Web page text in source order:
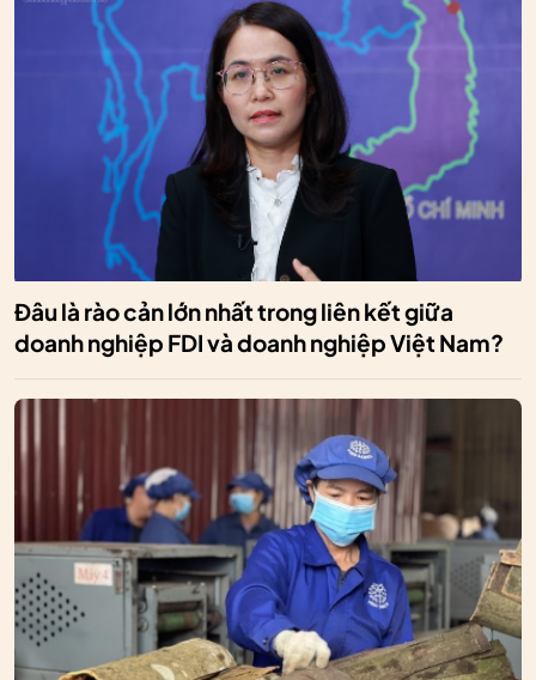
Đâu là rào cản lớn nhất trong liên kết giữa
doanh nghiệp FDI và doanh nghiệp Việt Nam?